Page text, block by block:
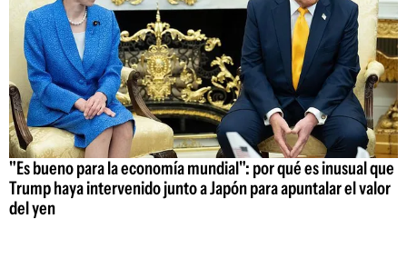
"Es bueno para la economía mundial": por qué es inusual que
Trump haya intervenido junto a Japón para apuntalar el valor
del yen